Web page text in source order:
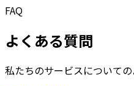
FAQ
よくある質問
私たちのサービスについて